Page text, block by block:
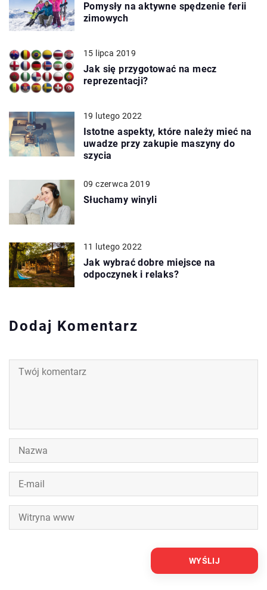
Pomysły na aktywne spędzenie ferii
zimowych
15 lipca 2019
Jak się przygotować na mecz
reprezentacji?
19 lutego 2022
Istotne aspekty, które należy mieć na
uwadze przy zakupie maszyny do
szycia
09 czerwca 2019
Słuchamy winyli
11 lutego 2022
Jak wybrać dobre miejsce na
odpoczynek i relaks?
Dodaj Komentarz